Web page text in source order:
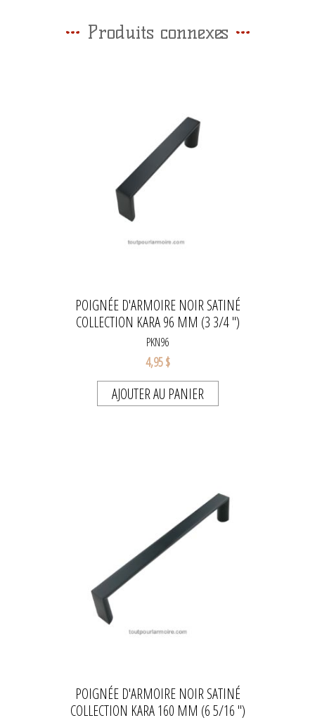
Produits connexes
POIGNÉE D'ARMOIRE NOIR SATINÉ
COLLECTION KARA 96 MM (3 3/4 ")
PKN96
4,95 $
AJOUTER AU PANIER
POIGNÉE D'ARMOIRE NOIR SATINÉ
COLLECTION KARA 160 MM (6 5/16 ")